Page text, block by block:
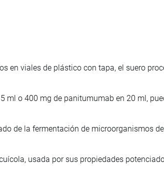
en viales de plástico con tapa, el suero
ml o 400 mg de panitumumab en 20 ml,
de la fermentación de microorganismos
usada por sus propiedades